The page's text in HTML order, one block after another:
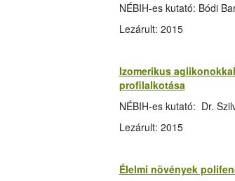
NÉBIH-es kutató: Bódi
Lezárult: 2015
Izomerikus
profilalkotása
NÉBIH-es kutató: Dr.
Lezárult: 2015
Élelmi növények